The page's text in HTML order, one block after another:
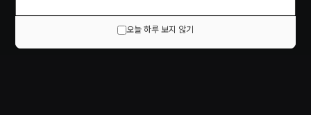
오늘 하루 보지 않기